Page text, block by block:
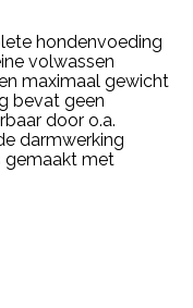
hondenvoeding
volwassen
maximaal gewicht
bevat geen
door o.a.
darmwerking
gemaakt met